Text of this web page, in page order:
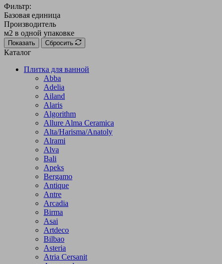
Фильтр:
Базовая единица
Производитель
м2 в одной упаковке
Показать Сбросить
Каталог
Плитка для ванной
Abba
Adelia
Ailand
Alaris
Algorithm
Allure Alma Ceramica
Alta/Harisma/Anatoly
Alrami
Alva
Bali
Apeks
Bergamo
Antique
Antre
Arcadia
Birma
Asai
Artdeco
Bilbao
Asteria
Atria Cersanit